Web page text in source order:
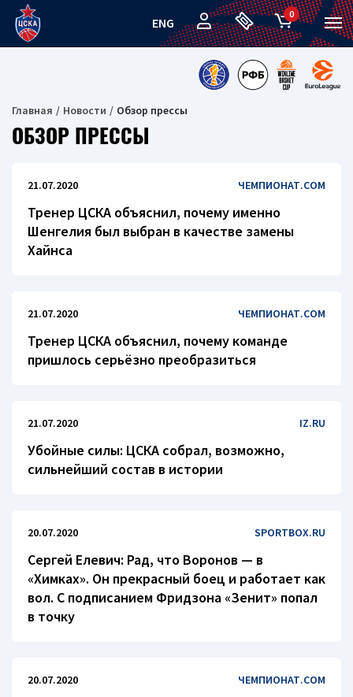
ENG
0
Главная Новости Обзор прессы
ОБЗОР ПРЕССЫ
21.07.2020 ЧЕМПИОНАТ.COM
Тренер ЦСКА объяснил, почему именно
Шенгелия был выбран в качестве замены
Хайнса
21.07.2020 ЧЕМПИОНАТ.COM
Тренер ЦСКА объяснил, почему команде
пришлось серьёзно преобразиться
21.07.2020 IZ.RU
Убойные силы: ЦСКА собрал, возможно,
сильнейший состав в истории
20.07.2020 SPORTBOX.RU
Сергей Елевич: Рад, что Воронов — в
«Химках». Он прекрасный боец и работает как
вол. С подписанием Фридзона «Зенит» попал
в точку
20.07.2020 ЧЕМПИОНАТ.COM